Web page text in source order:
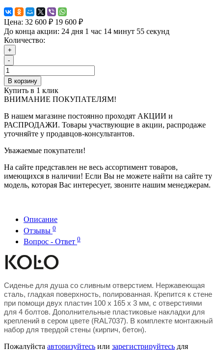
Цена: 32 600 ₽ 19 600 ₽
До конца акции: 24 дня 1 час 14 минут 54 секунды
Количество:
+
-
В корзину
Купить в 1 клик
ВНИМАНИЕ ПОКУПАТЕЛЯМ!
В нашем магазине постоянно проходят АКЦИИ и
РАСПРОДАЖИ. Товары участвующие в акции, распродаже
уточняйте у продавцов-консультантов.
Уважаемые покупатели!
На сайте представлен не весь ассортимент товаров,
имеющихся в наличии! Если Вы не можете найти на сайте ту
модель, которая Вас интересует, звоните нашим менеджерам.
Описание
Отзывы 0
Вопрос - Ответ 0
Cиденье для душа со сливным отверстием. Нержавеющая
сталь, гладкая поверхность, полированная. Крепится к стене
при помощи двух пластин 100 x 165 x 3 мм, с отверстиями
для 4 болтов. Дополнительные пластиковые накладки для
креплений в сером цвете (RAL7037). В комплекте монтажный
набор для твердой стены (кирпич, бетон).
Пожалуйста авторизуйтесь или зарегистрируйтесь для